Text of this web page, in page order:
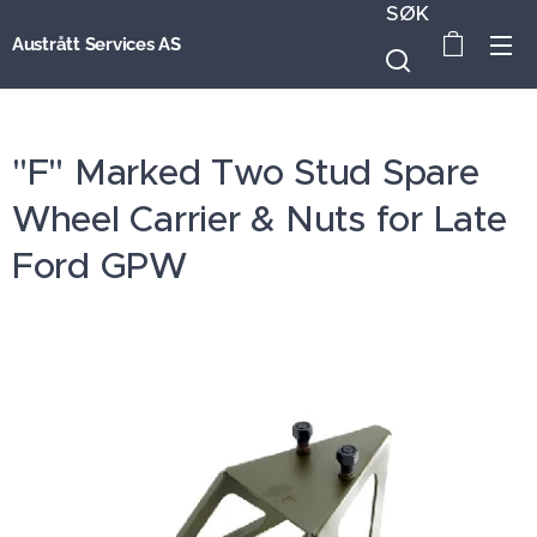
Austrått Services AS
SØK
"F" Marked Two Stud Spare
Wheel Carrier & Nuts for Late
Ford GPW